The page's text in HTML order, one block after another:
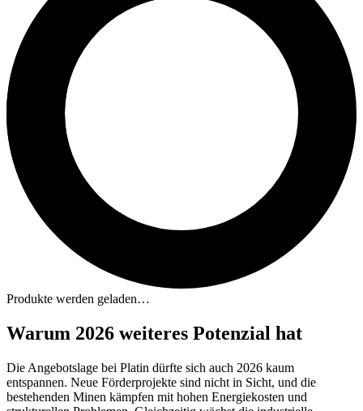
Produkte werden geladen…
Warum 2026 weiteres Potenzial hat
Die Angebotslage bei Platin dürfte sich auch 2026 kaum
entspannen. Neue Förderprojekte sind nicht in Sicht, und die
bestehenden Minen kämpfen mit hohen Energiekosten und